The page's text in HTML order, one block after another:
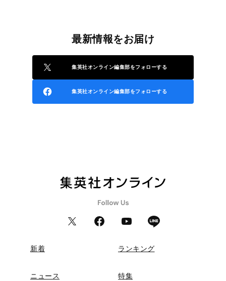
最新情報をお届け
集英社オンライン編集部をフォローする
集英社オンライン編集部をフォローする
新着 ランキング
ニュース 特集